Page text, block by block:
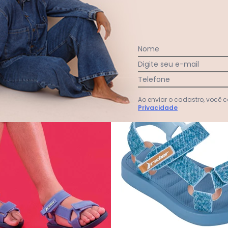
juros
Azul
R$ 59,99R$ 69,99
ou2xdeR$ 29,99
-16%
Nome
Digite seu e-mail
Telefone
Ao enviar o cadastro, você
Privacidade